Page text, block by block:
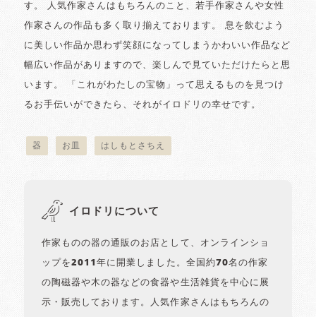
す。 人気作家さんはもちろんのこと、若手作家さんや女性
作家さんの作品も多く取り揃えております。 息を飲むよう
に美しい作品か思わず笑顔になってしまうかわいい作品など
幅広い作品がありますので、楽しんで見ていただけたらと思
います。 「これがわたしの宝物」って思えるものを見つけ
るお手伝いができたら、それがイロドリの幸せです。
器 お皿 はしもとさちえ
イロドリについて
作家ものの器の通販のお店として、オンラインショ
ップを2011年に開業しました。全国約70名の作家
の陶磁器や木の器などの食器や生活雑貨を中心に展
示・販売しております。人気作家さんはもちろんの